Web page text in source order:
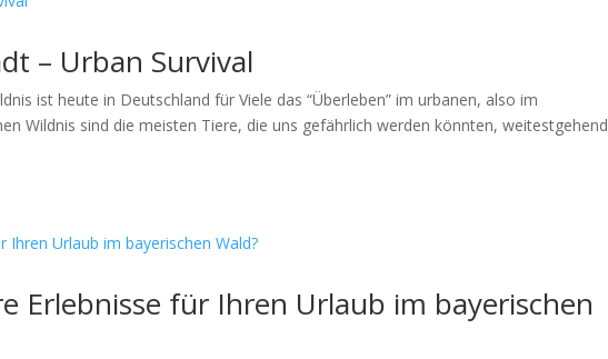
– Urban Survival
ist heute in Deutschland für Viele das “Überleben” im urbanen, also im
Wildnis sind die meisten Tiere, die uns gefährlich werden könnten, weitestgehend
Erlebnisse für Ihren Urlaub im bayerischen